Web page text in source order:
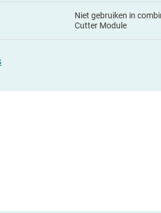
Niet gebruiken in
Cutter Module